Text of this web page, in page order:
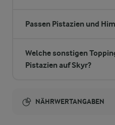
Passen Pistazien und
Welche sonstigen
Pistazien auf Skyr?
NÄHRWERTANGABEN